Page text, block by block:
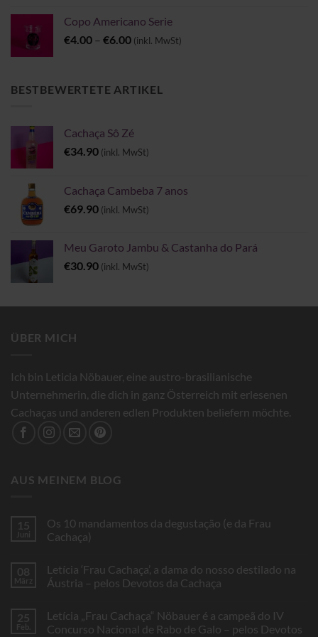
Copo Americano Serie
€4.00 – €6.00Preisspanne:
€6.00
(inkl. MwSt)
BESTBEWERTETE ARTIKEL
Cachaça Sô Zé
€34.90 (inkl. MwSt)
Cachaça Cambeba 7 anos
€69.90 (inkl. MwSt)
Meu Garoto Jambu & Castanha do Pará
€30.90 (inkl. MwSt)
ÜBER MICH
Ich bin Leticia Nöbauer, eine austro-brasilianische
Unternehmerin, die dich in ganz Österreich mit erlesenen
Cachaças und anderen edlen Produkten beliefern möchte.
AUS MEINEM BLOG
15
Juni
Os 10 mandamentos da degustação (e da Frau
Cachaça)
Os
10
degustação
(e
da
08
März
Letícia ‘Frau Cachaça’, a dama do nosso destilado na
Áustria – pelos Devotos da Cachaça
Letícia
‘Frau
25
Feb.
Letícia „Frau Cachaça“ Nöbauer é a campeã do IV
Concurso Nacional de Rabo de Galo – pelos Devotos